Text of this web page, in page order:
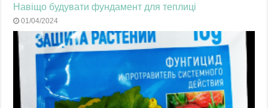
Навіщо будувати фундамент для теплиці
01/04/2024